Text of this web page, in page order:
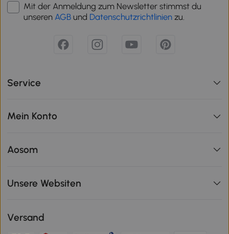
Mit der Anmeldung zum Newsletter stimmst du
unseren AGB und Datenschutzrichtlinien zu.
Service
Mein Konto
Aosom
Unsere Websiten
Versand